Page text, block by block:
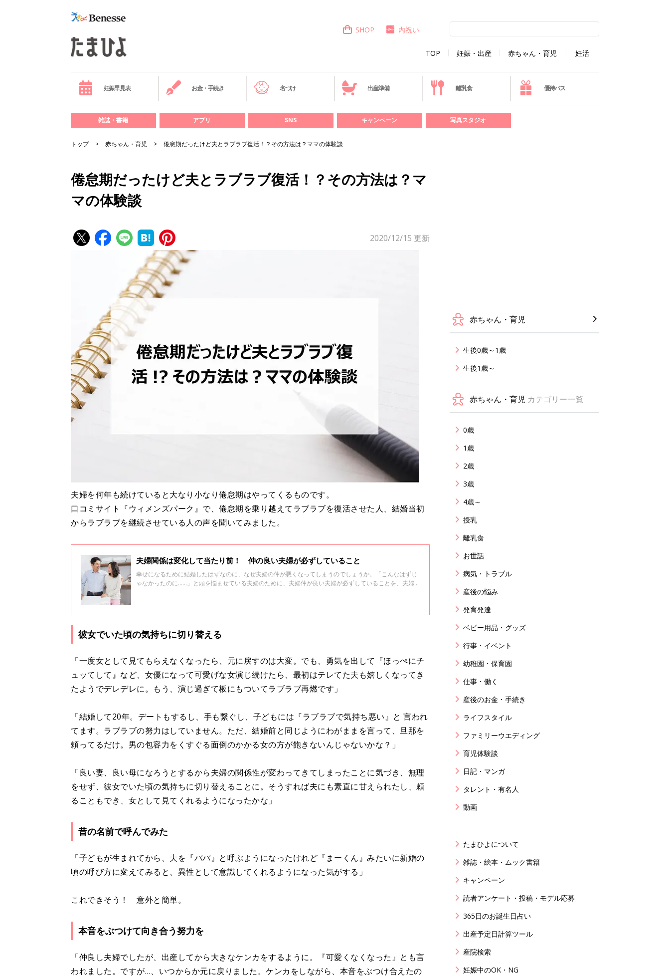
TOP 妊娠・出産 赤ちゃん・育児 妊活
SHOP 内祝い
妊娠早見表 お金・手続き 名づけ 出産準備 離乳食 優待パス
雑誌・書籍 アプリ SNS キャンペーン 写真スタジオ
トップ 赤ちゃん・育児 倦怠期だったけど夫とラブラブ復活！？その方法は？ママの体験談
倦怠期だったけど夫とラブラブ復活！？その方法は？マ
マの体験談
2020/12/15 更新
夫婦を何年も続けていると大なり小なり倦怠期はやってくるものです。
口コミサイト『ウィメンズパーク』で、倦怠期を乗り越えてラブラブを復活させた人、結婚当初
からラブラブを継続させている人の声を聞いてみました。
夫婦関係は変化して当たり前！ 仲の良い夫婦が必ずしていること
幸せになるために結婚したはずなのに、なぜ夫婦の仲が悪くなってしまうのでしょうか。「こんなはずじ
ゃなかったのに……」と頭を悩ませている夫婦のために、夫婦仲が良い夫婦が必ずしていることを、夫婦
彼女でいた頃の気持ちに切り替える
「一度女として見てもらえなくなったら、元に戻すのは大変。でも、勇気を出して『ほっぺにチ
ュッてして』など、女優になって可愛げな女演じ続けたら、最初はテレてた夫も嬉しくなってき
たようでデレデレに。もう、演じ過ぎて板にもついてラブラブ再燃です」
「結婚して20年。デートもするし、手も繋ぐし、子どもには『ラブラブで気持ち悪い』と 言われ
てます。ラブラブの努力はしていません。ただ、結婚前と同じようにわがままを言って、旦那を
頼ってるだけ。男の包容力をくすぐる面倒のかかる女の方が飽きないんじゃないかな？」
「良い妻、良い母になろうとするから夫婦の関係性が変わってきてしまったことに気づき、無理
をせず、彼女でいた頃の気持ちに切り替えることに。そうすれば夫にも素直に甘えられたし、頼
ることもでき、女として見てくれるようになったかな」
昔の名前で呼んでみた
「子どもが生まれてから、夫を『パパ』と呼ぶようになったけれど『まーくん』みたいに新婚の
頃の呼び方に変えてみると、異性として意識してくれるようになった気がする」
これできそう！ 意外と簡単。
本音をぶつけて向き合う努力を
「仲良し夫婦でしたが、出産してから大きなケンカをするように。『可愛くなくなった』とも言
われました。ですが…、いつからか元に戻りました。ケンカをしながら、本音をぶつけ合えたの
赤ちゃん・育児
生後0歳～1歳
生後1歳～
赤ちゃん・育児 カテゴリー一覧
0歳
1歳
2歳
3歳
4歳～
授乳
離乳食
お世話
病気・トラブル
産後の悩み
発育発達
ベビー用品・グッズ
行事・イベント
幼稚園・保育園
仕事・働く
産後のお金・手続き
ライフスタイル
ファミリーウエディング
育児体験談
日記・マンガ
タレント・有名人
動画
たまひよについて
雑誌・絵本・ムック書籍
キャンペーン
読者アンケート・投稿・モデル応募
365日のお誕生日占い
出産予定日計算ツール
産院検索
妊娠中のOK・NG